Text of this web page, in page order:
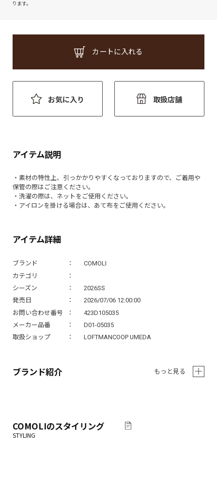
ります。
カートに入れる
お気に入り 取扱店舗
アイテム詳細
ブランド
COMOLI
カテゴリ
シーズン
2026SS
発売日
2026/07/06 12:00:00
お問い合わせ番号
423D105035
メーカー品番
D01-05035
取扱ショップ
LOFTMANCOOP UMEDA
アイテム説明
・素材の特性上、引っかかりやすくなっておりますので、ご着用や
保管の際はご注意ください。
・洗濯の際は、ネットをご使用ください。
・アイロンを掛ける場合は、あて布をご使用ください。
ブランド紹介 もっと見る
COMOLIのスタイリング